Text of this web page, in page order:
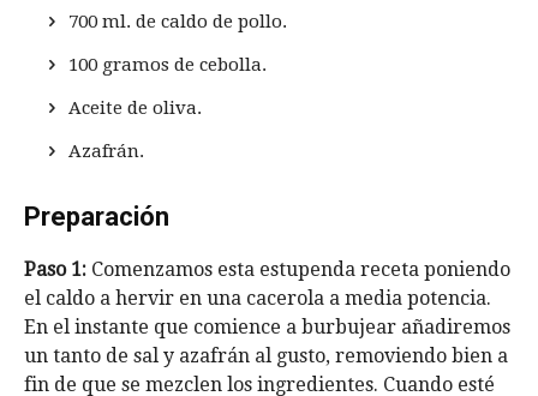
700 ml. de caldo de pollo.
100 gramos de cebolla.
Aceite de oliva.
Azafrán.
Preparación
Paso 1: Comenzamos esta estupenda receta poniendo
el caldo a hervir en una cacerola a media potencia.
En el instante que comience a burbujear añadiremos
un tanto de sal y azafrán al gusto, removiendo bien a
fin de que se mezclen los ingredientes. Cuando esté